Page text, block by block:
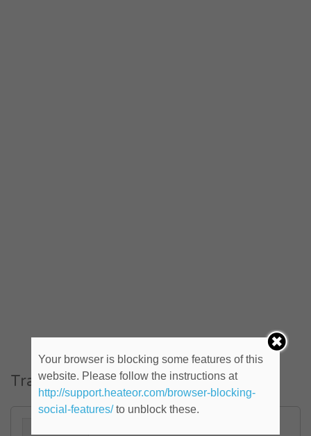
Trabajos similares
Your browser is blocking some features of this
website. Please follow the instructions at
http://support.heateor.com/browser-blocking-
social-features/to unblock these.